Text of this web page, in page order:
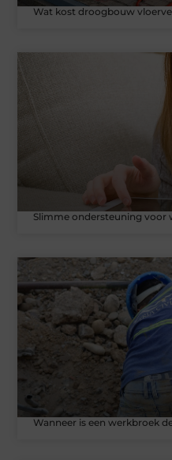
Wat kost droogbouw
Slimme ondersteuning voor
Wanneer is een werkbroek